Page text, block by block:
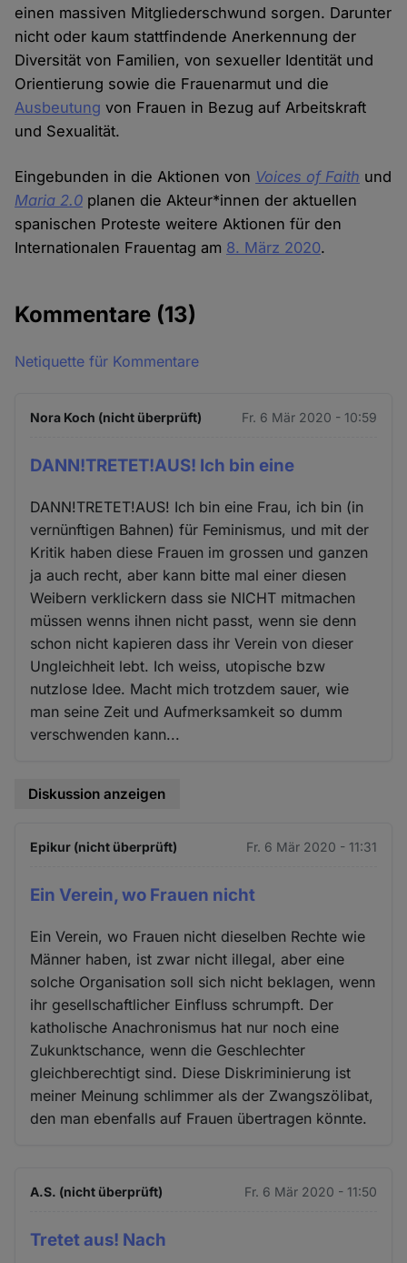
einen massiven Mitgliederschwund sorgen. Darunter
nicht oder kaum stattfindende Anerkennung der
Diversität von Familien, von sexueller Identität und
Orientierung sowie die Frauenarmut und die
Ausbeutung von Frauen in Bezug auf Arbeitskraft
und Sexualität.
Eingebunden in die Aktionen von Voices of Faith und
Maria 2.0 planen die Akteur*innen der aktuellen
spanischen Proteste weitere Aktionen für den
Internationalen Frauentag am 8. März 2020.
Kommentare (13)
Netiquette für Kommentare
Nora Koch (nicht überprüft) Fr. 6 Mär 2020 - 10:59
DANN!TRETET!AUS! Ich bin eine
DANN!TRETET!AUS! Ich bin eine Frau, ich bin (in
vernünftigen Bahnen) für Feminismus, und mit der
Kritik haben diese Frauen im grossen und ganzen
ja auch recht, aber kann bitte mal einer diesen
Weibern verklickern dass sie NICHT mitmachen
müssen wenns ihnen nicht passt, wenn sie denn
schon nicht kapieren dass ihr Verein von dieser
Ungleichheit lebt. Ich weiss, utopische bzw
nutzlose Idee. Macht mich trotzdem sauer, wie
man seine Zeit und Aufmerksamkeit so dumm
verschwenden kann...
Diskussion anzeigen
Epikur (nicht überprüft) Fr. 6 Mär 2020 - 11:31
Ein Verein, wo Frauen nicht
Ein Verein, wo Frauen nicht dieselben Rechte wie
Männer haben, ist zwar nicht illegal, aber eine
solche Organisation soll sich nicht beklagen, wenn
ihr gesellschaftlicher Einfluss schrumpft. Der
katholische Anachronismus hat nur noch eine
Zukunktschance, wenn die Geschlechter
gleichberechtigt sind. Diese Diskriminierung ist
meiner Meinung schlimmer als der Zwangszölibat,
den man ebenfalls auf Frauen übertragen könnte.
A.S. (nicht überprüft) Fr. 6 Mär 2020 - 11:50
Tretet aus! Nach